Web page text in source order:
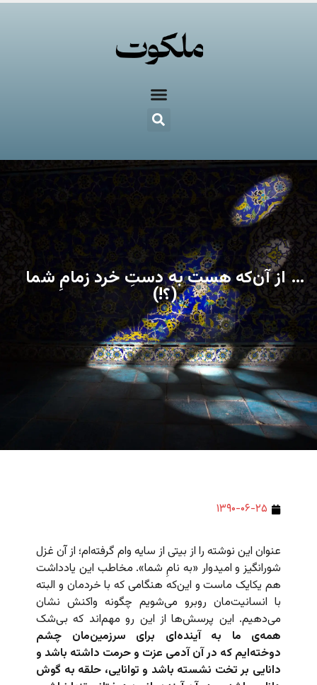
… از آن‌که هست به دستِ خرد زمامِ شما
(؟!)
۱۳۹۰-۰۶-۲۵
عنوان این نوشته را از بیتی از سایه وام گرفته‌ام؛ از آن غزل
شورانگیز و امیدوار «به نامِ شما». مخاطب این یادداشت‌
هم یکایک ماست و این‌که هنگامی که با خردمان و البته
با انسانیت‌مان روبرو می‌شویم چگونه واکنش نشان
می‌دهیم. این پرسش‌ها از این رو مهم‌اند که بی‌شک
همه‌ی ما به آینده‌ای برای سرزمین‌مان چشم
دوخته‌ایم که در آن آدمی عزت و حرمت داشته باشد و
دانایی بر تخت نشسته باشد و توانایی، حلقه به گوش